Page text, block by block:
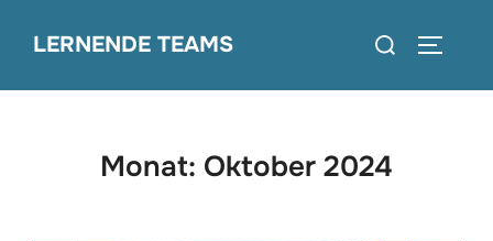
InhaltLERNENDE TEAMS
Suchen
Monat: Oktober 2024